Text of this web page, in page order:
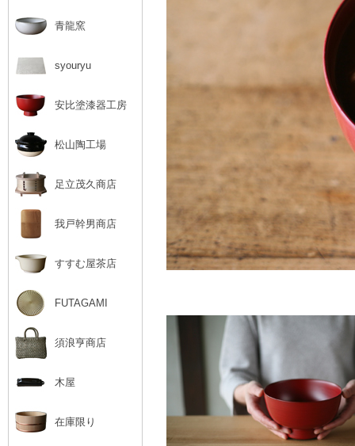
青龍窯
syouryu
安比塗漆器工房
松山陶工場
足立茂久商店
我戸幹男商店
すすむ屋茶店
FUTAGAMI
須浪亨商店
木屋
在庫限り